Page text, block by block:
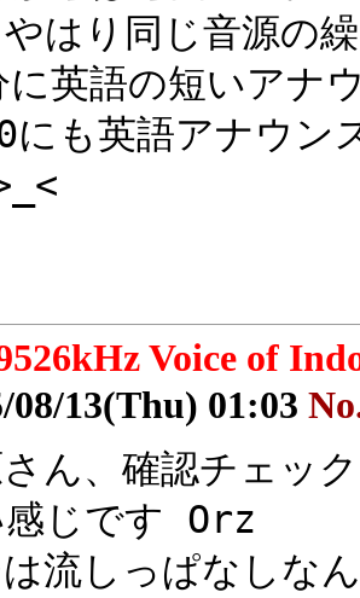
はり同じ音源の
に英語の短いアナ
にも英語アナウン
Voice of
08/13(Thu) 01:03
さん、確認チェッ
感じです Orz
流しっぱなしな